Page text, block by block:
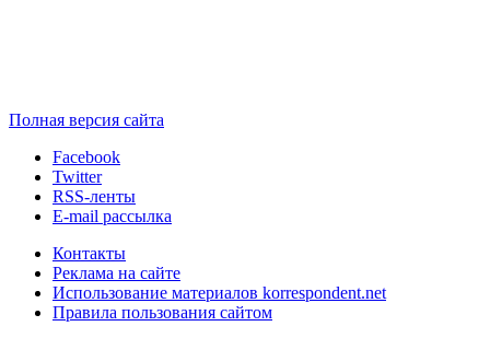
Полная версия сайта
Facebook
Twitter
RSS-ленты
E-mail рассылка
Контакты
Реклама на сайте
Использование материалов korrespondent.net
Правила пользования сайтом